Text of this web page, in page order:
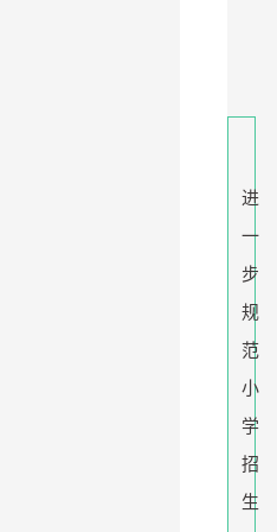
进
一
步
规
范
小
学
招
生